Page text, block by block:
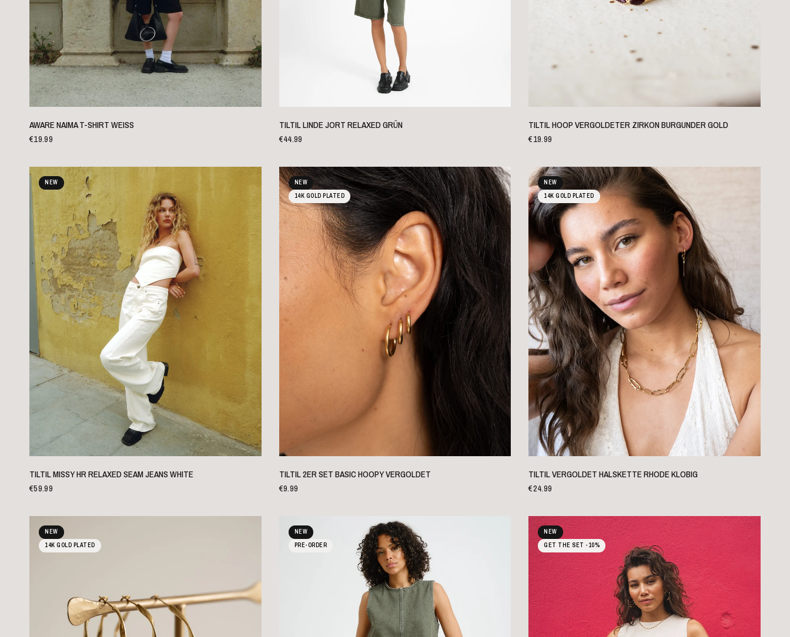
AWARE NAIMA T-SHIRT WEISS
€19.99
TILTIL LINDE JORT RELAXED GRÜN
€44.99
TILTIL HOOP VERGOLDETER ZIRKON BURGUNDER GOLD
€19.99
NEW
TILTIL MISSY HR RELAXED SEAM JEANS WHITE
€59.99
NEW
14K GOLD PLATED
TILTIL 2ER SET BASIC HOOPY VERGOLDET
€9.99
NEW
14K GOLD PLATED
TILTIL VERGOLDET HALSKETTE RHODE KLOBIG
€24.99
NEW
14K GOLD PLATED
NEW
PRE-ORDER
NEW
GET THE SET -10%